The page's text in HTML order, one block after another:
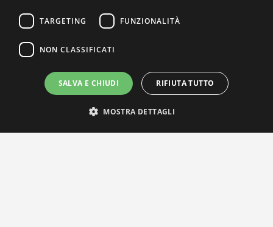
TARGETING FUNZIONALITÀ
NON CLASSIFICATI
SALVA E CHIUDI RIFIUTA TUTTO
MOSTRA DETTAGLI